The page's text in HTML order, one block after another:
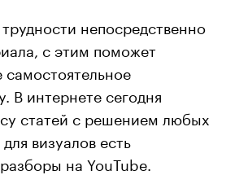
непосредственно
с этим поможет
В интернете сегодня
статей с решением любых
визуалов есть
на YouTube.